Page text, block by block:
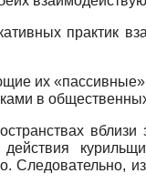
практик
их
в
действия